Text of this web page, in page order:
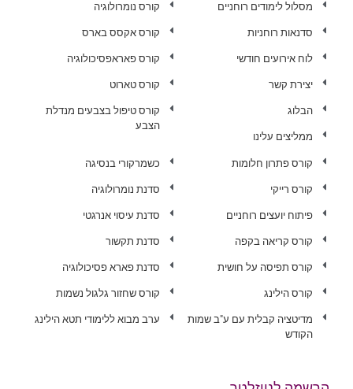
מסלול לימודים רוחניים
סדנאות רוחניות
לוח אירועים חודשי
יצירת קשר
הבלוג
ממליצים עלינו
קורס נומרולוגיה
קורס אקסס בארס
קורס פאראפסיכולוגיה
קורס טארוט
קורס טיפול בצבעים מנדלת
הצבע
קורס פתרון חלומות
קורס רייקי
פיתוח יועצים רוחניים
קורס קריאה בקפה
קורס תפיסה על חושית
קורס הילינג
מדיטציה קבלית עם ע"ב שמות
הקודש
כשמרקורי בנסיגה
סדנת נומרולוגיה
סדנת עיסוי אנרגטי
סדנת תקשור
סדנת פארא פסיכולוגיה
קורס שחזור גלגול נשמות
ערב מבוא ללימודי תטא הילינג